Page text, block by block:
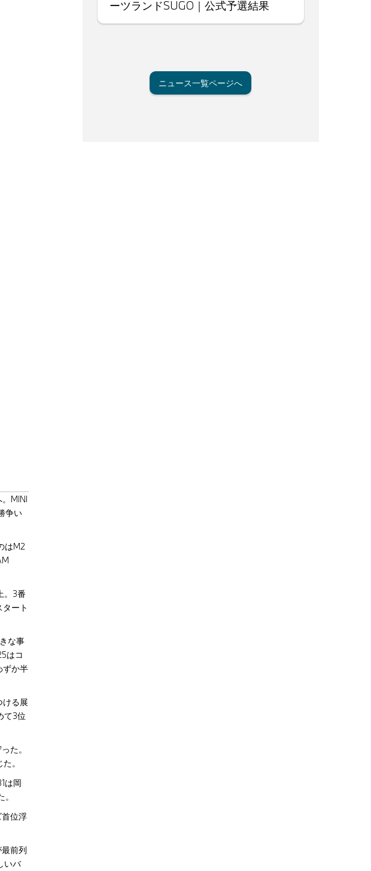
MINI
争い
はM2
。3番
ート
な事
はコ
ずか半
る展
て3位
た。
。
は岡
位浮
前列
いバ
ーツランドSUGO｜公式予選結果
ニュース一覧ページへ